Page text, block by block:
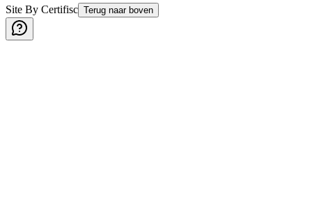
Site By Certifisc Terug naar boven